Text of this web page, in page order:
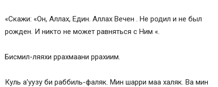
«Скажи: «Он, Аллах, Един. Аллах Вечен . Не родил и не был
рожден. И никто не может равняться с Ним «.
Бисмил-ляяхи ррахмаани ррахиим.
Куль а’уузу би раббиль-фаляк. Мин шарри маа халяк. Ва мин